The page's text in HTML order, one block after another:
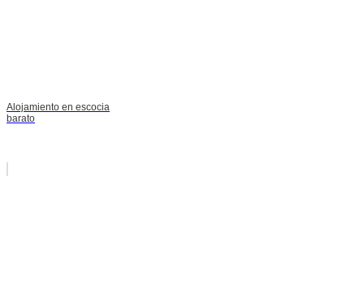
Alojamiento en escocia
barato